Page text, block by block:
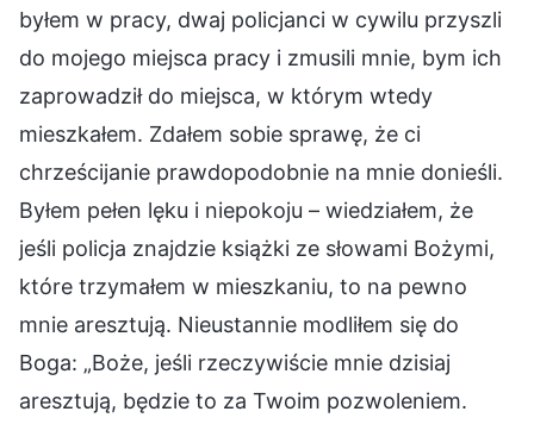
byłem w pracy, dwaj policjanci w cywilu przyszli
do mojego miejsca pracy i zmusili mnie, bym ich
zaprowadził do miejsca, w którym wtedy
mieszkałem. Zdałem sobie sprawę, że ci
chrześcijanie prawdopodobnie na mnie donieśli.
Byłem pełen lęku i niepokoju – wiedziałem, że
jeśli policja znajdzie książki ze słowami Bożymi,
które trzymałem w mieszkaniu, to na pewno
mnie aresztują. Nieustannie modliłem się do
Boga: „Boże, jeśli rzeczywiście mnie dzisiaj
aresztują, będzie to za Twoim pozwoleniem.